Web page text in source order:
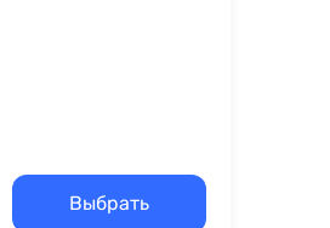
Выбрать